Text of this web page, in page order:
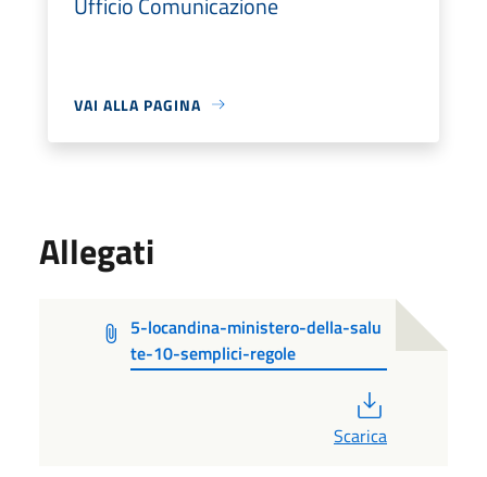
VAI ALLA PAGINA
Allegati
5-locandina-ministero-della-salu
te-10-semplici-regole
Scarica